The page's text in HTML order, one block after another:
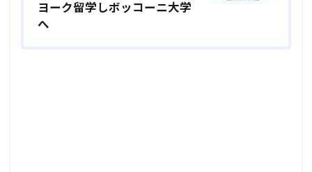
ヨーク留学しボッコーニ大学
へ